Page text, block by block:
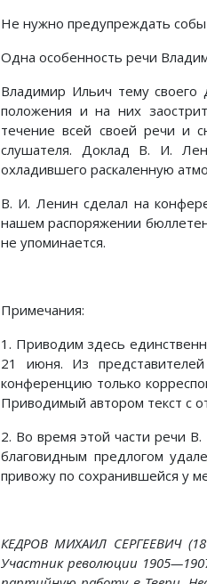
Не нужно предупреждать
Одна особенность речи
Владимир Ильич тему своего
положения и на них
течение всей своей речи и
слушателя. Доклад В. И.
охладившего раскаленную
В. И. Ленин сделал на
нашем распоряжении
не упоминается.
Примечания:
1. Приводим здесь
21 июня. Из
конференцию только
Приводимый автором текст с
2. Во время этой части речи
благовидным предлогом
привожу по сохранившейся у
КЕДРОВ МИХАИЛ СЕРГЕЕВИЧ
Участник революции